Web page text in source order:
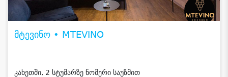
მტევინო • MTEVINO
კახეთში, 2 სტუმარზე ნომერი საუზმით